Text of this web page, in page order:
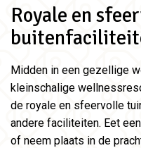
Royale en
Midden in een gezellige
kleinschalige
de royale en sfeervolle
andere faciliteiten. Eet
of neem plaats in de